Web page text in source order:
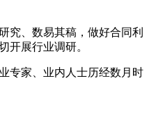
究、数易其稿，做好合同利
开展行业调研。
专家、业内人士历经数月时